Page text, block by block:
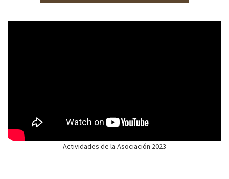
Actividades de la Asociación 2023